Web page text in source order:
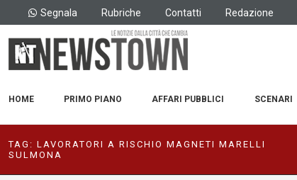
Segnala Rubriche Contatti Redazione
HOME PRIMO PIANO AFFARI PUBBLICI SCENARI
TAG: LAVORATORI A RISCHIO MAGNETI MARELLI
SULMONA